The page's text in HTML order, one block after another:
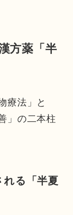
方薬「半
療法」と
」の二本柱
れる「半夏